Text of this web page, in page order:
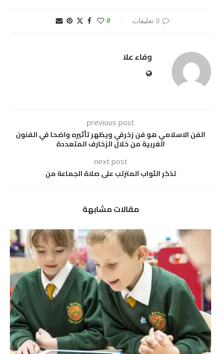
0 تعليقات 0
وفاء علا
previous post
الفن الاسلامي هو فن زخرفي ويظهر تأثيره واضحا في الفنون
الغربية من خلال الزخارف المتعددة
next post
تذكر الثواب المترتب على صلاة الجماعة من
مقالات مشابهة